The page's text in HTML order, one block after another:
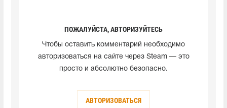
ПОЖАЛУЙСТА, АВТОРИЗУЙТЕСЬ
Чтобы оставить комментарий необходимо
авторизоваться на сайте через Steam — это
просто и абсолютно безопасно.
АВТОРИЗОВАТЬСЯ